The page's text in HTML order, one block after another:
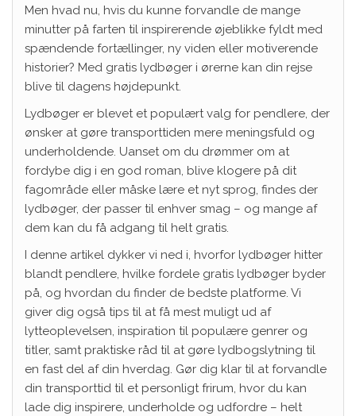
Men hvad nu, hvis du kunne forvandle de mange
minutter på farten til inspirerende øjeblikke fyldt med
spændende fortællinger, ny viden eller motiverende
historier? Med gratis lydbøger i ørerne kan din rejse
blive til dagens højdepunkt.
Lydbøger er blevet et populært valg for pendlere, der
ønsker at gøre transporttiden mere meningsfuld og
underholdende. Uanset om du drømmer om at
fordybe dig i en god roman, blive klogere på dit
fagområde eller måske lære et nyt sprog, findes der
lydbøger, der passer til enhver smag – og mange af
dem kan du få adgang til helt gratis.
I denne artikel dykker vi ned i, hvorfor lydbøger hitter
blandt pendlere, hvilke fordele gratis lydbøger byder
på, og hvordan du finder de bedste platforme. Vi
giver dig også tips til at få mest muligt ud af
lytteoplevelsen, inspiration til populære genrer og
titler, samt praktiske råd til at gøre lydbogslytning til
en fast del af din hverdag. Gør dig klar til at forvandle
din transporttid til et personligt frirum, hvor du kan
lade dig inspirere, underholde og udfordre – helt